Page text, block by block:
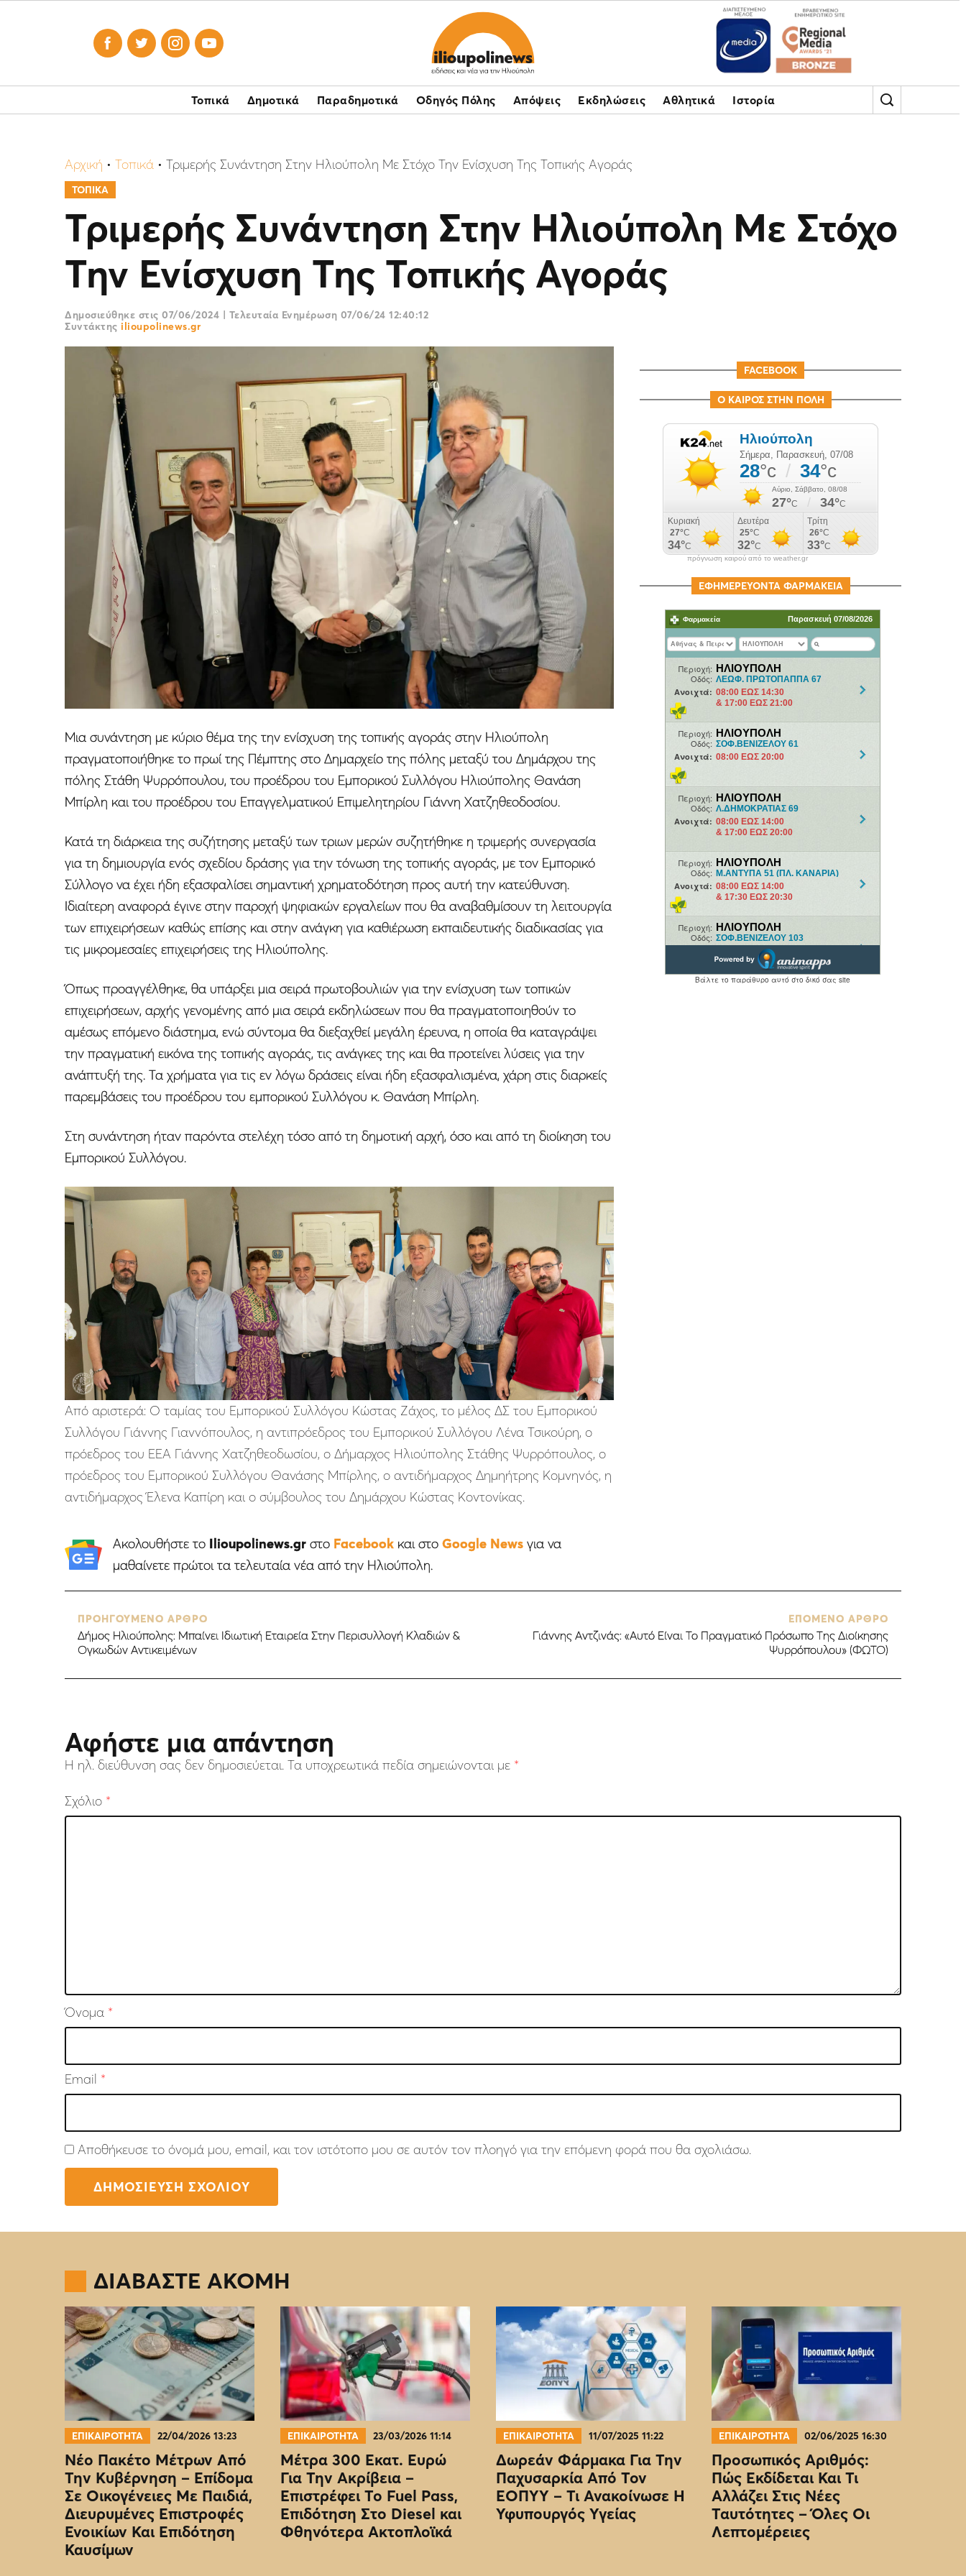
   
Τοπικά Δημοτικά Παραδημοτικά Οδηγός Πόλης Απόψεις Εκδηλώσεις Αθλητικά Ιστορία
Αρχική • Τοπικά • Τριμερής Συνάντηση Στην Ηλιούπολη Με Στόχο Την Ενίσχυση Της Τοπικής Αγοράς
ΤΟΠΙΚΑ
Τριμερής Συνάντηση Στην Ηλιούπολη Με Στόχο
Την Ενίσχυση Της Τοπικής Αγοράς
Δημοσιεύθηκε στις 07/06/2024 | Τελευταία Ενημέρωση 07/06/24 12:40:12
Συντάκτης ilioupolinews.gr
Μια συνάντηση με κύριο θέμα της την ενίσχυση της τοπικής αγοράς στην Ηλιούπολη
πραγματοποιήθηκε το πρωί της Πέμπτης στο Δημαρχείο της πόλης μεταξύ του Δημάρχου της
πόλης Στάθη Ψυρρόπουλου, του προέδρου του Εμπορικού Συλλόγου Ηλιούπολης Θανάση
Μπίρλη και του προέδρου του Επαγγελματικού Επιμελητηρίου Γιάννη Χατζηθεοδοσίου.
Κατά τη διάρκεια της συζήτησης μεταξύ των τριων μερών συζητήθηκε η τριμερής συνεργασία
για τη δημιουργία ενός σχεδίου δράσης για την τόνωση της τοπικής αγοράς, με τον Εμπορικό
Σύλλογο να έχει ήδη εξασφαλίσει σημαντική χρηματοδότηση προς αυτή την κατεύθυνση.
Ιδιαίτερη αναφορά έγινε στην παροχή ψηφιακών εργαλείων που θα αναβαθμίσουν τη λειτουργία
των επιχειρήσεων καθώς επίσης και στην ανάγκη για καθιέρωση εκπαιδευτικής διαδικασίας για
τις μικρομεσαίες επιχειρήσεις της Ηλιούπολης.
Όπως προαγγέλθηκε, θα υπάρξει μια σειρά πρωτοβουλιών για την ενίσχυση των τοπικών
επιχειρήσεων, αρχής γενομένης από μια σειρά εκδηλώσεων που θα πραγματοποιηθούν το
αμέσως επόμενο διάστημα, ενώ σύντομα θα διεξαχθεί μεγάλη έρευνα, η οποία θα καταγράψει
την πραγματική εικόνα της τοπικής αγοράς, τις ανάγκες της και θα προτείνει λύσεις για την
ανάπτυξή της. Τα χρήματα για τις εν λόγω δράσεις είναι ήδη εξασφαλισμένα, χάρη στις διαρκείς
παρεμβάσεις του προέδρου του εμπορικού Συλλόγου κ. Θανάση Μπίρλη.
Στη συνάντηση ήταν παρόντα στελέχη τόσο από τη δημοτική αρχή, όσο και από τη διοίκηση του
Εμπορικού Συλλόγου.
Aπό αριστερά: Ο ταμίας του Εμπορικού Συλλόγου Κώστας Ζάχος, το μέλος ΔΣ του Εμπορικού
Συλλόγου Γιάννης Γιαννόπουλος, η αντιπρόεδρος του Εμπορικού Συλλόγου Λένα Τσικούρη, ο
πρόεδρος του ΕΕΑ Γιάννης Χατζηθεοδωσίου, ο Δήμαρχος Ηλιούπολης Στάθης Ψυρρόπουλος, ο
πρόεδρος του Εμπορικού Συλλόγου Θανάσης Μπίρλης, ο αντιδήμαρχος Δημηήτρης Κομνηνός, η
αντιδήμαρχος Έλενα Καπίρη και ο σύμβουλος του Δημάρχου Κώστας Κοντονίκας.
Ακολουθήστε το Ilioupolinews.grστο Facebookκαι στο Google Newsγια να
μαθαίνετε πρώτοι τα τελευταία νέα από την Ηλιούπολη.
FACEBOOK
Ο ΚΑΙΡΟΣ ΣΤΗΝ ΠΟΛΗ
πρόγνωση καιρού από το weather.gr
ΕΦΗΜΕΡΕΥΟΝΤΑ ΦΑΡΜΑΚΕΙΑ
ΠΡΟΗΓΟΥΜΕΝΟ ΑΡΘΡΟ
Δήμος Ηλιούπολης: Μπαίνει Ιδιωτική Εταιρεία Στην Περισυλλογή Κλαδιών &
Ογκωδών Αντικειμένων
ΕΠΟΜΕΝΟ ΑΡΘΡΟ
Γιάννης Αντζινάς: «Αυτό Είναι Το Πραγματικό Πρόσωπο Της Διοίκησης
Ψυρρόπουλου» (ΦΩΤΟ)
Αφήστε μια απάντηση
Η ηλ. διεύθυνση σας δεν δημοσιεύεται. Τα υποχρεωτικά πεδία σημειώνονται με *
Σχόλιο *
Όνομα *
Email *
Αποθήκευσε το όνομά μου, email, και τον ιστότοπο μου σε αυτόν τον πλοηγό για την επόμενη φορά που θα σχολιάσω.
ΔΙΑΒΑΣΤΕ ΑΚΟΜΗ
ΕΠΙΚΑΙΡΟΤΗΤΑ 22/04/2026 13:23
Νέο Πακέτο Μέτρων Από
Την Κυβέρνηση – Επίδομα
Σε Οικογένειες Με Παιδιά,
Διευρυμένες Επιστροφές
Ενοικίων Και Επιδότηση
Καυσίμων
ΕΠΙΚΑΙΡΟΤΗΤΑ 23/03/2026 11:14
Μέτρα 300 Εκατ. Ευρώ
Για Την Ακρίβεια –
Επιστρέφει Το Fuel Pass,
Επιδότηση Στο Diesel και
Φθηνότερα Ακτοπλοϊκά
ΕΠΙΚΑΙΡΟΤΗΤΑ 11/07/2025 11:22
Δωρεάν Φάρμακα Για Την
Παχυσαρκία Από Τον
EOΠΥΥ – Τι Ανακοίνωσε Η
Υφυπουργός Υγείας
ΕΠΙΚΑΙΡΟΤΗΤΑ 02/06/2025 16:30
Προσωπικός Αριθμός:
Πώς Εκδίδεται Και Τι
Αλλάζει Στις Νέες
Ταυτότητες – Όλες Οι
Λεπτομέρειες